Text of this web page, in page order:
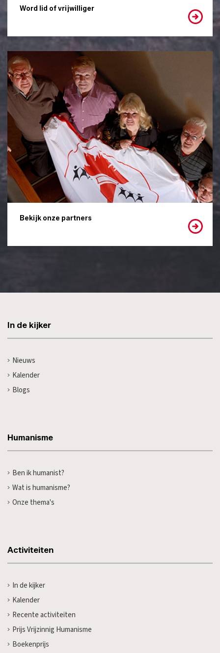
Word lid of vrijwilliger
Bekijk onze partners
In de kijker
Nieuws
Kalender
Blogs
Humanisme
Ben ik humanist?
Wat is humanisme?
Onze thema's
Activiteiten
In de kijker
Kalender
Recente activiteiten
Prijs Vrijzinnig Humanisme
Boekenprijs